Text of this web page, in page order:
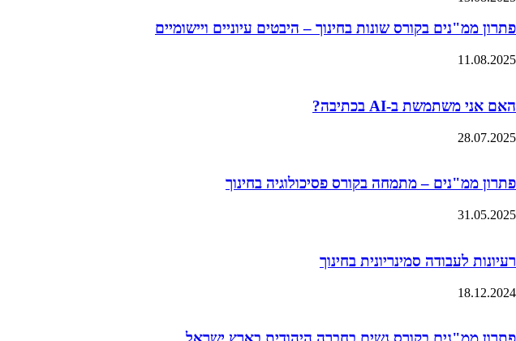
פתרון ממ"נים בקורס שונות בחינוך – היבטים עיוניים ויישומיים
11.08.2025
האם אני משתמשת ב-AI בכתיבה?
28.07.2025
פתרון ממ"נים – מתמחה בקורס פסיכולוגיה בחינוך
31.05.2025
רעיונות לעבודה סמינריונית בחינוך
18.12.2024